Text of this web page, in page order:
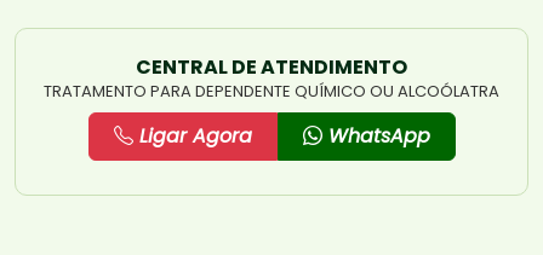
CENTRAL DE ATENDIMENTO
TRATAMENTO PARA DEPENDENTE QUÍMICO OU ALCOÓLATRA
Ligar Agora WhatsApp